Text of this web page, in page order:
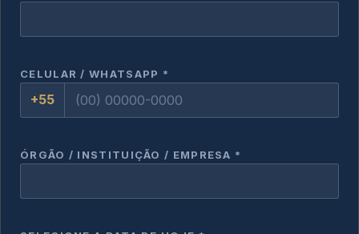
CELULAR / WHATSAPP *
+55
ÓRGÃO / INSTITUIÇÃO / EMPRESA *